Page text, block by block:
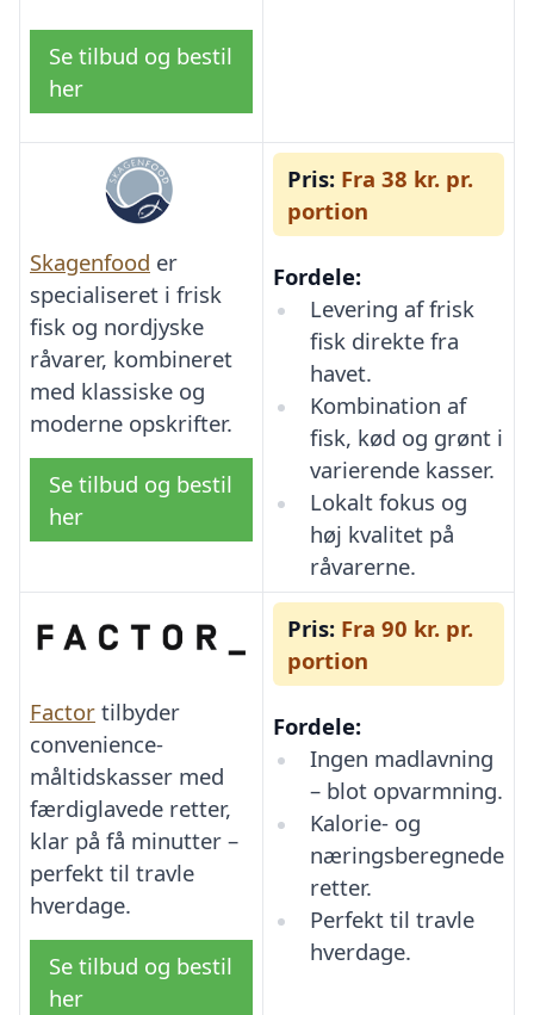
Se tilbud og bestil
her
Skagenfood er
specialiseret i frisk
fisk og nordjyske
råvarer, kombineret
med klassiske og
moderne opskrifter.
Se tilbud og bestil
her
Pris: Fra 38 kr. pr.
portion
Fordele:
Levering af frisk
fisk direkte fra
havet.
Kombination af
fisk, kød og grønt i
varierende kasser.
Lokalt fokus og
høj kvalitet på
råvarerne.
Factor tilbyder
convenience-
måltidskasser med
færdiglavede retter,
klar på få minutter –
perfekt til travle
hverdage.
Se tilbud og bestil
her
Pris: Fra 90 kr. pr.
portion
Fordele:
Ingen madlavning
– blot opvarmning.
Kalorie- og
næringsberegnede
retter.
Perfekt til travle
hverdage.